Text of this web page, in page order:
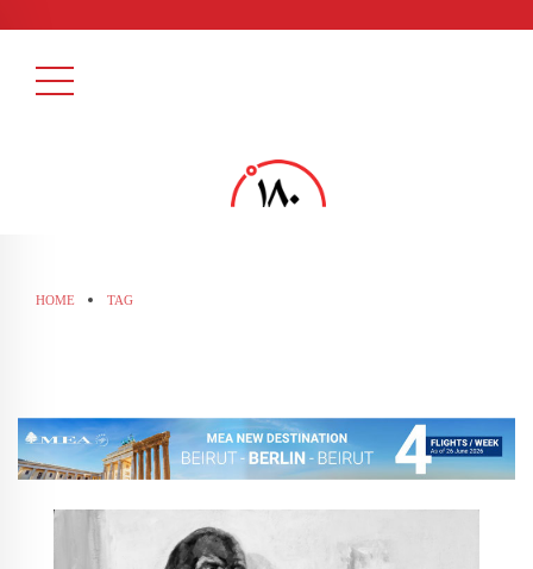
HOME TAG